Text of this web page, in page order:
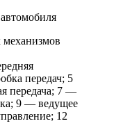
передач; 5
передача; 7 —
9 — ведущее
12